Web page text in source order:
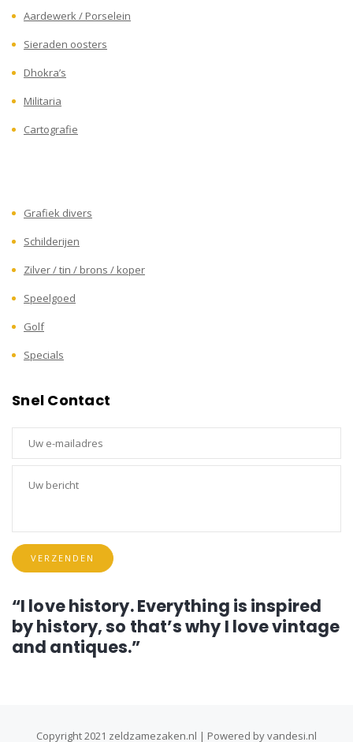
Aardewerk / Porselein
Sieraden oosters
Dhokra’s
Militaria
Cartografie
Grafiek divers
Schilderijen
Zilver / tin / brons / koper
Speelgoed
Golf
Specials
Snel Contact
VERZENDEN
“I love history. Everything is inspired
by history, so that’s why I love vintage
and antiques.”
Copyright 2021 zeldzamezaken.nl | Powered by vandesi.nl